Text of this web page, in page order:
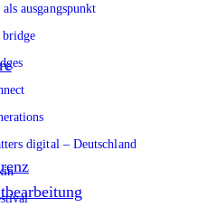
ausgangspunkt
bridge
digital – Deutschland